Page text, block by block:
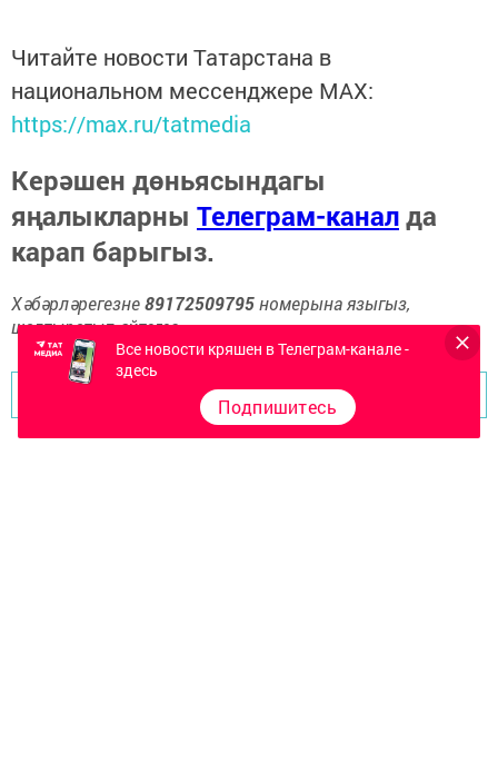
Читайте новости Татарстана в
национальном мессенджере MАХ:
https://max.ru/tatmedia
Керәшен дөньясындагы
яңалыкларны Телеграм-каналда
карап барыгыз.
Хәбәрләрегезне89172509795номерына языгыз,
шалтыратып әйтегез.
Перейти на страницу новости
Все новости кряшен в Телеграм-канале -
здесь
Подпишитесь